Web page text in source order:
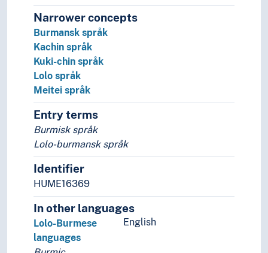
Narrower concepts
Burmansk språk
Kachin språk
Kuki-chin språk
Lolo språk
Meitei språk
Entry terms
Burmisk språk
Lolo-burmansk språk
Identifier
HUME16369
In other languages
English
Lolo-Burmese
languages